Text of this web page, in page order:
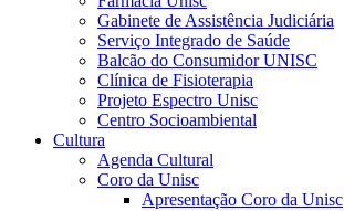
Gabinete de Assistência Judiciária
Serviço Integrado de Saúde
Balcão do Consumidor UNISC
Clínica de Fisioterapia
Projeto Espectro Unisc
Centro Socioambiental
Cultura
Agenda Cultural
Coro da Unisc
Apresentação Coro da Unisc